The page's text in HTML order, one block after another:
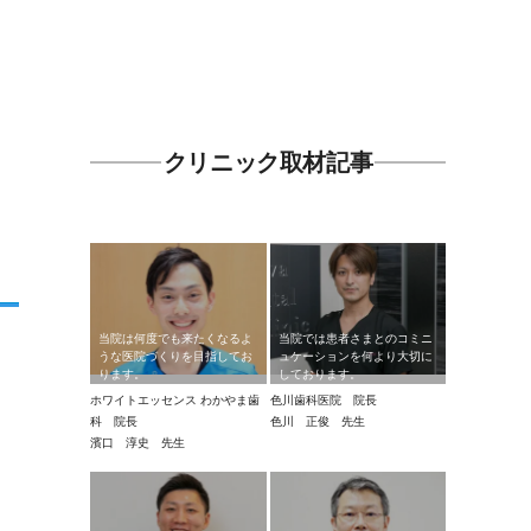
クリニック取材記事
当院は何度でも来たくなるよ
うな医院づくりを目指してお
ります。
ホワイトエッセンス わかやま歯
科 院長
濱口 淳史 先生
当院では患者さまとのコミニ
ュケーションを何より大切に
しております。
色川歯科医院 院長
色川 正俊 先生